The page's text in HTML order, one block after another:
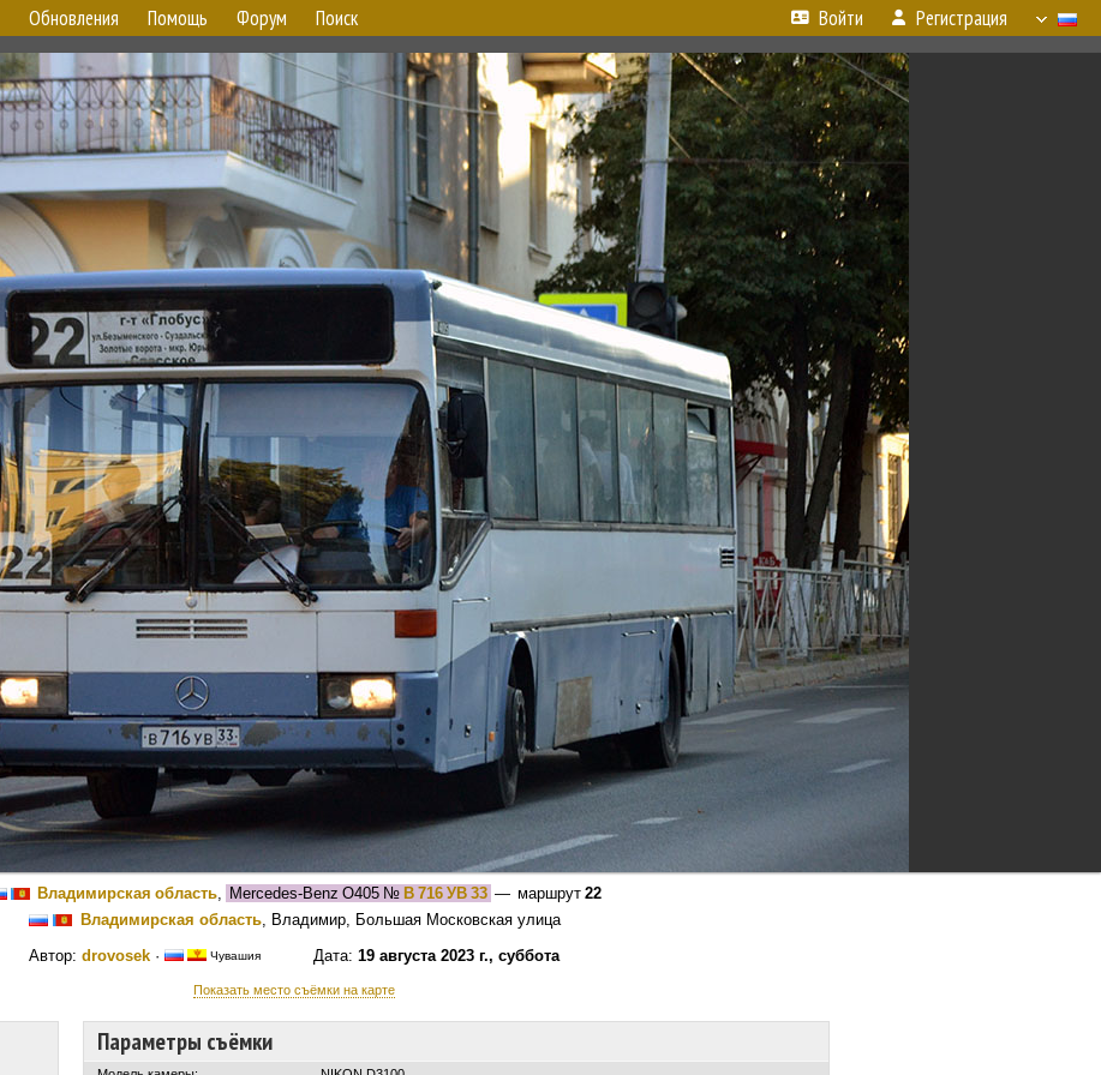
Обновления Помощь Форум Поиск Войти Регистрация
Владимирская область, Mercedes-Benz O405№ В 716 УВ 33 — маршрут 22
Владимирская область, Владимир, Большая Московская улица
Автор: drovosek · Чувашия Дата: 19 августа 2023 г., суббота
Показать место съёмки на карте
Параметры съёмки